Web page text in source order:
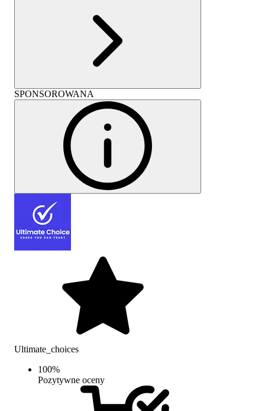
SPONSOROWANA
Ultimate_choices
100%
Pozytywne oceny